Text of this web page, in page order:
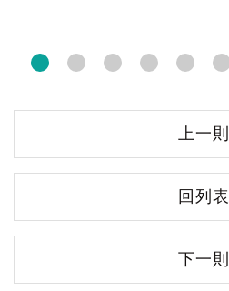
上一則
回列表
下一則